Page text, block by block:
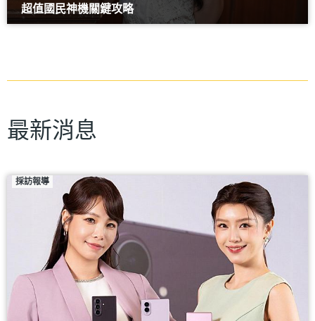
超值國民神機關鍵攻略
最新消息
採訪報導